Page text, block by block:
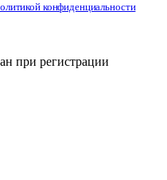
конфиденциальности
при регистрации